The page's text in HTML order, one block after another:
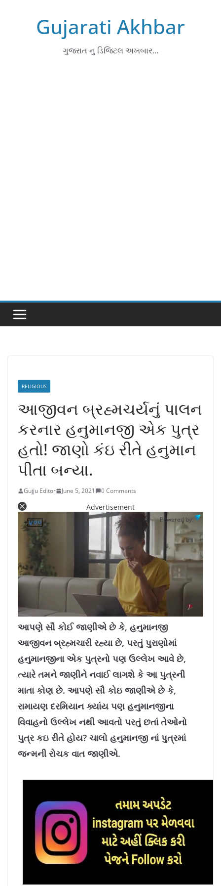
Gujarati Akhbar
ગુજરાત નુ ડિજિટલ અખબાર…
RELIGIOUS
આજીવન બ્રહ્મચર્યનું પાલન
કરનાર હનુમાનજી એક પુત્ર
હતો! જાણો કંઇ રીતે હનુમાન
પીતા બન્યા.
Gujju Editor June 5, 2021 0 Comments
Advertisement
Powered by:
n
u
t
d
e
:
1
.
7
%
આપણે સૌ કોઈ જાણીએ છે કે, હનુમાનજી
આજીવન બ્રહ્મચારી રહ્યા છે, પરતું પુરાણોમાં
હનુમાનજીના એક પુત્રનો પણ ઉલ્લેખ આવે છે,
ત્યારે તમને જાણીને નવાઈ લાગશે કે આ પુત્રની
માતા કોણ છે. આપણે સૌ કોઇ જાણીએ છે કે,
રામાયણ દરમિયાન ક્યાંય પણ હનુમાનજીના
વિવાહનો ઉલ્લેખ નથી આવતો પરતું છતાં તેઓનો
પુત્ર કઇ રીતે હોય? ચાલો હનુમાનજી નાં પુત્રમાં
જન્મની રોચક વાત જાણીએ.